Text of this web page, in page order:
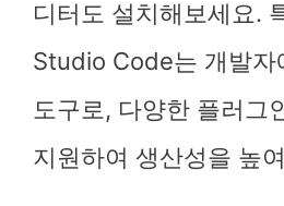
디터도 설치해보세요.
Studio Code는 개발자
도구로, 다양한 플러그
지원하여 생산성을 높